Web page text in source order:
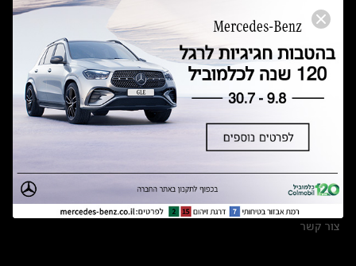
הודעה על הטבות לרכבי מרצדס בהסדר פשרה בתצ 56447-02-19
תקנון ימי מכירות 120 לכלמוביל
מצאו אותנו
אולמות תצוגה
מרכזי שירות
צור קשר